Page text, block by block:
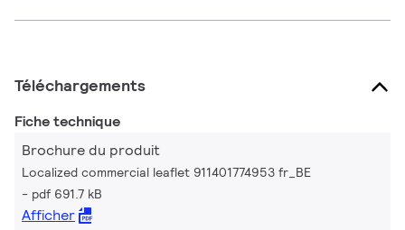
Téléchargements
Fiche technique
Brochure du produit
Localized commercial leaflet 911401774953 fr_BE
pdf 691.7 kB
Afficher